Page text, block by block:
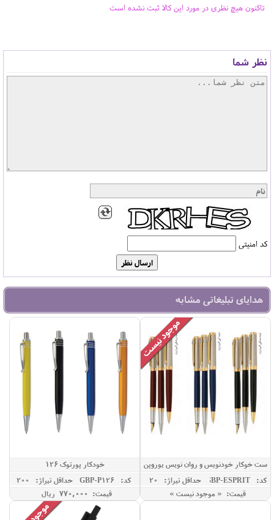
تاکنون هیچ نظری در مورد این کالا ثبت نشده است
نظر شما
کد امنیتی
هدایای تبلیغاتی مشابه
ست خوکار خودنویس و روان نویس یوروپن
مدل ESPRIT
کد: GBP-ESPRIT
حداقل تيراژ: 20
قیمت: « موجود نیست »
خودکار پورتوک 126
کد: GBP-P126
حداقل تيراژ: 200
قیمت: 770,000 ريال